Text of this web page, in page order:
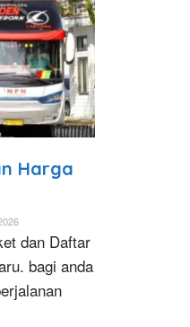
Harga
dan Daftar
bagi anda